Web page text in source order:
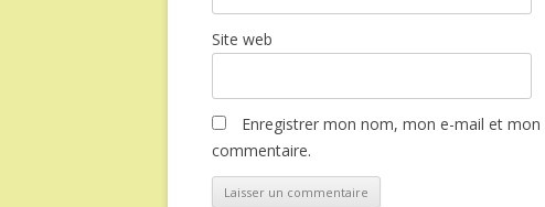
Site web
Enregistrer mon nom, mon e-mail et
commentaire.